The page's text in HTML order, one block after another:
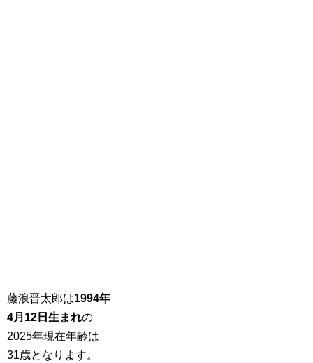
藤浪晋太郎は1994年
4月12日生まれの
2025年現在年齢は
31歳となります。